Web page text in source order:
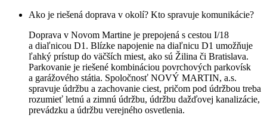
Ako je riešená doprava v okolí? Kto spravuje komunikácie?
Doprava v Novom Martine je prepojená s cestou I/18
a diaľnicou D1. Blízke napojenie na diaľnicu D1 umožňuje
ľahký prístup do väčších miest, ako sú Žilina či Bratislava.
Parkovanie je riešené kombináciou povrchových parkovísk
a garážového státia. Spoločnosť NOVÝ MARTIN, a.s.
spravuje údržbu a zachovanie ciest, pričom pod údržbou treba
rozumieť letnú a zimnú údržbu, údržbu dažďovej kanalizácie,
prevádzku a údržbu verejného osvetlenia.